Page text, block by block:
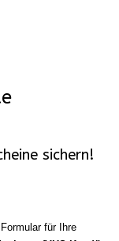
sichern!
für Ihre